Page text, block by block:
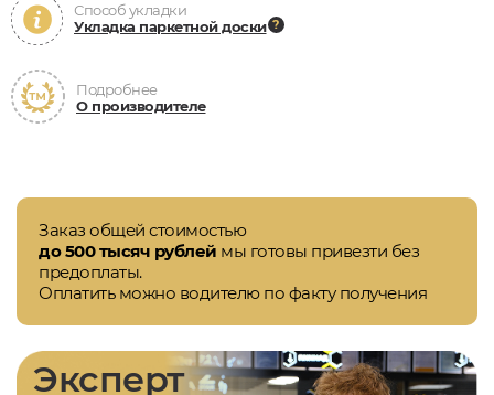
Способ укладки
Укладка паркетной доски
Подробнее
О производителе
Заказ общей стоимостью
до 500 тысяч рублей мы готовы привезти без
предоплаты.
Оплатить можно водителю по факту получения
Эксперт